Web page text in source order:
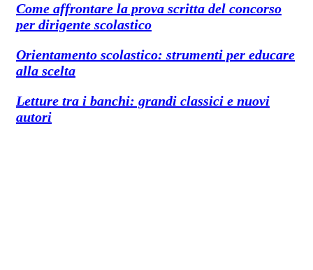
Come affrontare la prova scritta del concorso
per dirigente scolastico
Orientamento scolastico: strumenti per educare
alla scelta
Letture tra i banchi: grandi classici e nuovi
autori